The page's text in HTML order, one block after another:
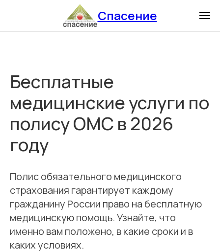
Спасение
Бесплатные
медицинские услуги по
полису ОМС в 2026
году
Полис обязательного медицинского
страхования гарантирует каждому
гражданину России право на бесплатную
медицинскую помощь. Узнайте, что
именно вам положено, в какие сроки и в
каких условиях.